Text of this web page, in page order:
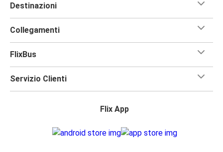
Destinazioni
Collegamenti
FlixBus
Servizio Clienti
Flix App